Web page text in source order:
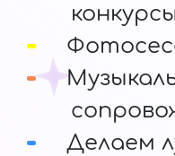
Делаем